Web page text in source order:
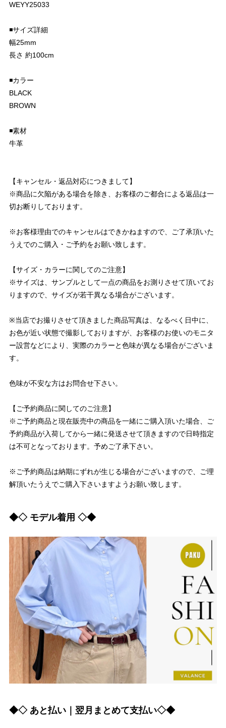
WEYY25033
◾️サイズ詳細
幅25mm
長さ 約100cm
◾️カラー
BLACK
BROWN
◾️素材
牛革
【キャンセル・返品対応につきまして】
※商品に欠陥がある場合を除き、お客様のご都合による返品は一
切お断りしております。
※お客様理由でのキャンセルはできかねますので、ご了承頂いた
うえでのご購入・ご予約をお願い致します。
【サイズ・カラーに関してのご注意】
※サイズは、サンプルとして一点の商品をお測りさせて頂いてお
りますので、サイズが若干異なる場合がございます。
※当店でお撮りさせて頂きました商品写真は、なるべく日中に、
お色が近い状態で撮影しておりますが、お客様のお使いのモニタ
ー設営などにより、実際のカラーと色味が異なる場合がございま
す。
色味が不安な方はお問合せ下さい。
【ご予約商品に関してのご注意】
※ご予約商品と現在販売中の商品を一緒にご購入頂いた場合、ご
予約商品が入荷してから一緒に発送させて頂きますので日時指定
は不可となっております。予めご了承下さい。
※ご予約商品は納期にずれが生じる場合がございますので、ご理
解頂いたうえでご購入下さいますようお願い致します。
◆◇ モデル着用 ◇◆
◆◇ あと払い｜翌月まとめて支払い◇◆